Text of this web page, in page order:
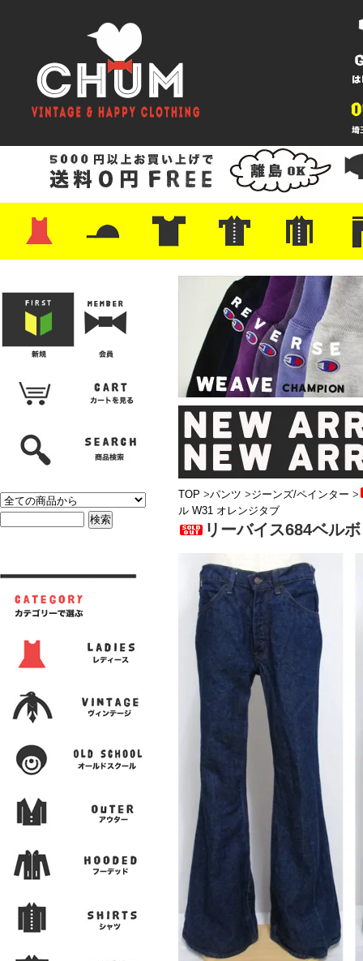
・レザーシューズ/スニーカー
・プリントTシャツ
・バンド/ツアー
・キャラクター
・Nike/adidas/スポーツ
・チャンピオン
・サーフ/スケート
・ボーダー/総柄/無地
・フットボール/リンガー
・タンクトップ/NBA・ポロシャツ
・半袖シャツ
・アロハ/サーフ/ボーリング
・ラルフ/ブランド
・無地/チェック/ストラ
・ワーク/ミリタリー/ウ
・ネル/ウール ・ショ
・アウ
・ジー
・
・ミリ
・コー
・コッ
・オー
・ジャ
ン
TOP >パンツ >ジーンズ/ペインター >
ル W31 オレンジタブ
リーバイス684ベル